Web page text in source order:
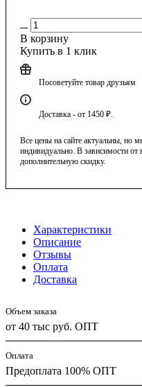
В корзину
Купить в 1 клик
Посоветуйте товар друзьям
Доставка - от 1450 ₽.
Все цены на сайте актуальны, но
индивидуально. В зависимости от
дополнительную скидку.
Характеристики
Описание
Отзывы
Оплата
Доставка
Объем заказа
от 40 тыс руб. ОПТ
Оплата
Предоплата 100% ОПТ